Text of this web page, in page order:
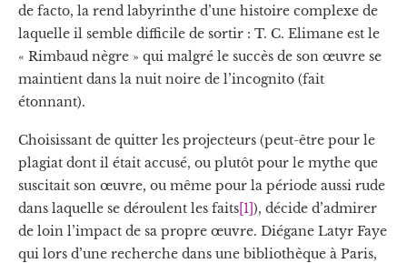
de facto, la rend labyrinthe d’une histoire complexe de
laquelle il semble difficile de sortir : T. C. Elimane est le
« Rimbaud nègre » qui malgré le succès de son œuvre se
maintient dans la nuit noire de l’incognito (fait
étonnant).
Choisissant de quitter les projecteurs (peut-être pour le
plagiat dont il était accusé, ou plutôt pour le mythe que
suscitait son œuvre, ou même pour la période aussi rude
dans laquelle se déroulent les faits[1]), décide d’admirer
de loin l’impact de sa propre œuvre. Diégane Latyr Faye
qui lors d’une recherche dans une bibliothèque à Paris,